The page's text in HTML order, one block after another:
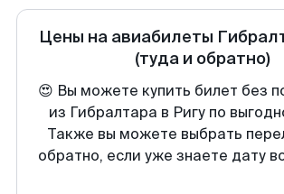
Цены на авиабилеты
(туда и обратно)
😍 Вы можете купить билет без
из Гибралтара в Ригу по
Также вы можете выбрать
обратно, если уже знаете дату